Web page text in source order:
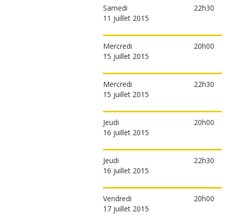
22h30
Samedi
11 juillet 2015
20h00
Mercredi
15 juillet 2015
22h30
Mercredi
15 juillet 2015
20h00
Jeudi
16 juillet 2015
22h30
Jeudi
16 juillet 2015
20h00
Vendredi
17 juillet 2015